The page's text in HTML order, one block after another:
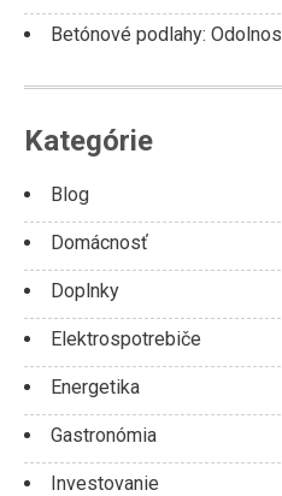
Betónové podlahy:
Kategórie
Blog
Domácnosť
Doplnky
Elektrospotrebiče
Energetika
Gastronómia
Investovanie